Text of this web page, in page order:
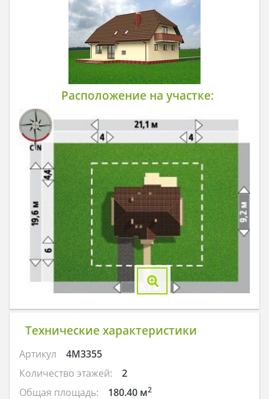
Расположение на участке:
Технические характеристики
Артикул
4M3355
Количество этажей:
2
Общая площадь:
180.40 м2